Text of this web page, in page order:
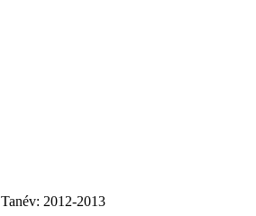
Tanév: 2012-2013